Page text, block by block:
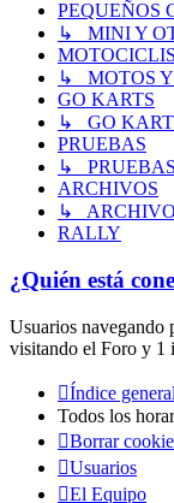
PEQUEÑOS
↳ MINI Y
↳ MOTOS Y
GO KARTS
↳ GO
PRUEBAS
↳ PRUEBAS
ARCHIVOS
↳
RALLY
¿Quién está
Usuarios navegando
visitando el Foro y 1
Índice general
Todos los
Borrar
Usuarios
El Equipo